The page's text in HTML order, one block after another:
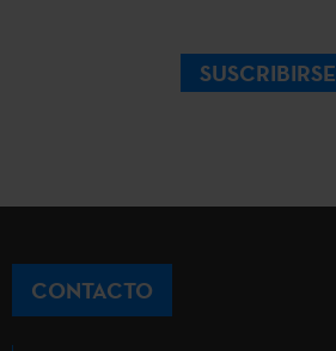
SUSCRIBIRSE
CONTACTO